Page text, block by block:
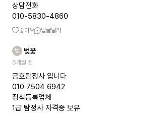
상담전화
010-5830-4860
좋아요 답글달기
벚 벚꽃
6개월 전
금호탐정사 입니다
010 7504 6942
정식등록업체
1급 탐정사 자격증 보유